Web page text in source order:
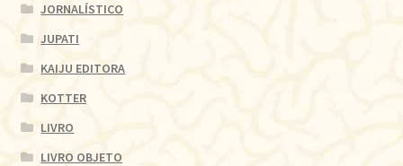
JORNALÍSTICO
JUPATI
KAIJU EDITORA
KOTTER
LIVRO
LIVRO OBJETO